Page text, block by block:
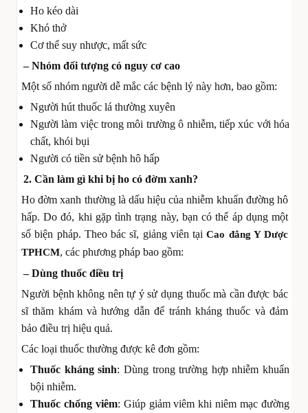
Ho kéo dài
Khó thở
Cơ thể suy nhược, mất sức
– Nhóm đối tượng có nguy cơ cao
Một số nhóm người dễ mắc các bệnh lý này hơn, bao gồm:
Người hút thuốc lá thường xuyên
Người làm việc trong môi trường ô nhiễm, tiếp xúc với hóa
chất, khói bụi
Người có tiền sử bệnh hô hấp
2. Cần làm gì khi bị ho có đờm xanh?
Ho đờm xanh thường là dấu hiệu của nhiễm khuẩn đường hô
hấp. Do đó, khi gặp tình trạng này, bạn có thể áp dụng một
số biện pháp. Theo bác sĩ, giảng viên tạiCao đẳng Y Dược
TPHCM, các phương pháp bao gồm:
– Dùng thuốc điều trị
Người bệnh không nên tự ý sử dụng thuốc mà cần được bác
sĩ thăm khám và hướng dẫn để tránh kháng thuốc và đảm
bảo điều trị hiệu quả.
Các loại thuốc thường được kê đơn gồm:
Thuốc kháng sinh: Dùng trong trường hợp nhiễm khuẩn
bội nhiễm.
Thuốc chống viêm: Giúp giảm viêm khi niêm mạc đường